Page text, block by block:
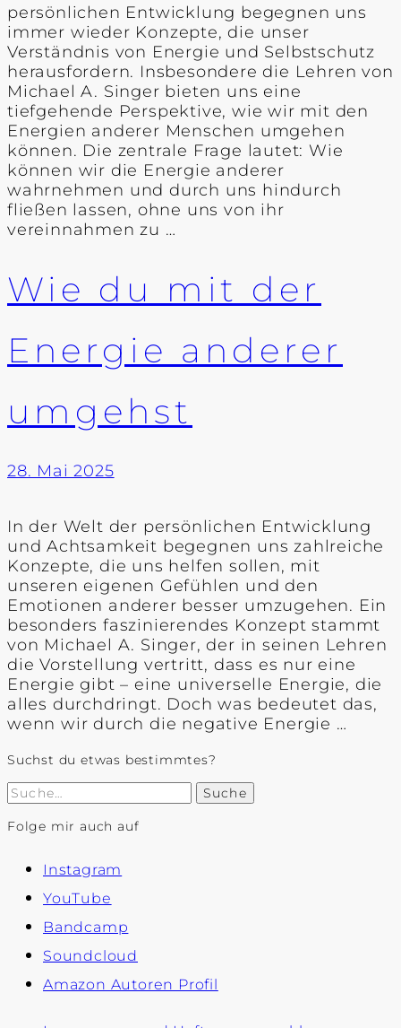
persönlichen Entwicklung begegnen uns
immer wieder Konzepte, die unser
Verständnis von Energie und Selbstschutz
herausfordern. Insbesondere die Lehren von
Michael A. Singer bieten uns eine
tiefgehende Perspektive, wie wir mit den
Energien anderer Menschen umgehen
können. Die zentrale Frage lautet: Wie
können wir die Energie anderer
wahrnehmen und durch uns hindurch
fließen lassen, ohne uns von ihr
vereinnahmen zu …
Wie du mit der
Energie anderer
umgehst
28. Mai 2025
In der Welt der persönlichen Entwicklung
und Achtsamkeit begegnen uns zahlreiche
Konzepte, die uns helfen sollen, mit
unseren eigenen Gefühlen und den
Emotionen anderer besser umzugehen. Ein
besonders faszinierendes Konzept stammt
von Michael A. Singer, der in seinen Lehren
die Vorstellung vertritt, dass es nur eine
Energie gibt – eine universelle Energie, die
alles durchdringt. Doch was bedeutet das,
wenn wir durch die negative Energie …
Suchst du etwas bestimmtes?
Suche
Folge mir auch auf
Instagram
YouTube
Bandcamp
Soundcloud
Amazon Autoren Profil